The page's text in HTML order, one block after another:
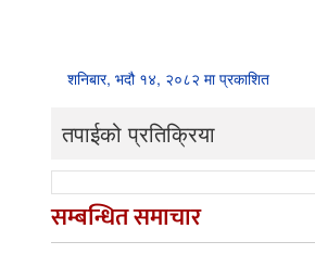
शनिबार, भदौ १४, २०८२ मा प्रकाशित
तपाईको प्रतिक्रिया
सम्बन्धित समाचार